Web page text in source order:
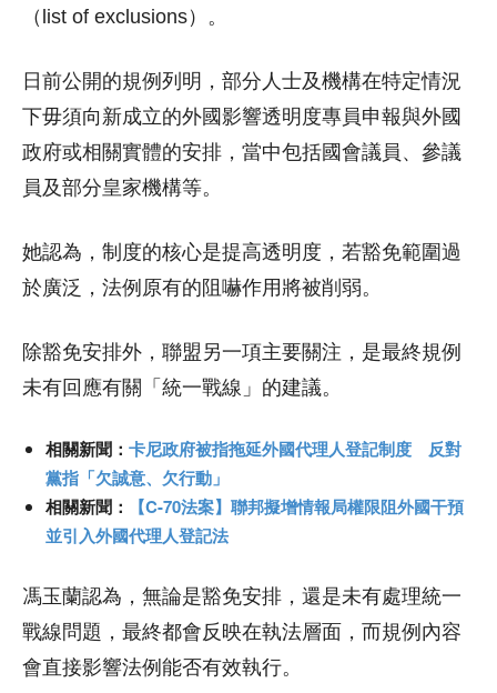
（list of exclusions）。
日前公開的規例列明，部分人士及機構在特定情況
下毋須向新成立的外國影響透明度專員申報與外國
政府或相關實體的安排，當中包括國會議員、參議
員及部分皇家機構等。
她認為，制度的核心是提高透明度，若豁免範圍過
於廣泛，法例原有的阻嚇作用將被削弱。
除豁免安排外，聯盟另一項主要關注，是最終規例
未有回應有關「統一戰線」的建議。
相關新聞： 卡尼政府被指拖延外國代理人登記制度 反對
黨指「欠誠意、欠行動」
相關新聞： 【C-70法案】聯邦擬增情報局權限阻外國干預
並引入外國代理人登記法
馮玉蘭認為，無論是豁免安排，還是未有處理統一
戰線問題，最終都會反映在執法層面，而規例內容
會直接影響法例能否有效執行。